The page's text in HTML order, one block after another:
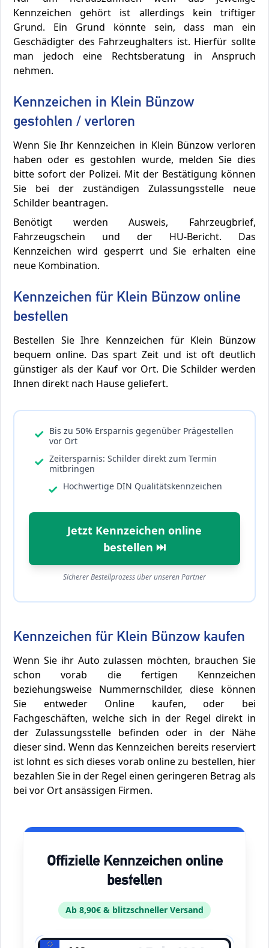
Kennzeichen gehört ist allerdings kein triftiger
Grund. Ein Grund könnte sein, dass man ein
Geschädigter des Fahrzeughalters ist. Hierfür sollte
man jedoch eine Rechtsberatung in Anspruch
nehmen.
Kennzeichen in Klein Bünzow
gestohlen / verloren
Wenn Sie Ihr Kennzeichen in Klein Bünzow verloren
haben oder es gestohlen wurde, melden Sie dies
bitte sofort der Polizei. Mit der Bestätigung können
Sie bei der zuständigen Zulassungsstelle neue
Schilder beantragen.
Benötigt werden Ausweis, Fahrzeugbrief,
Fahrzeugschein und der HU-Bericht. Das
Kennzeichen wird gesperrt und Sie erhalten eine
neue Kombination.
Kennzeichen für Klein Bünzow online
bestellen
Bestellen Sie Ihre Kennzeichen für Klein Bünzow
bequem online. Das spart Zeit und ist oft deutlich
günstiger als der Kauf vor Ort. Die Schilder werden
Ihnen direkt nach Hause geliefert.
✓ Bis zu 50% Ersparnis gegenüber Prägestellen
vor Ort
✓ Zeitersparnis: Schilder direkt zum Termin
mitbringen
✓ Hochwertige DIN Qualitätskennzeichen
Jetzt Kennzeichen online
bestellen ⏭️
Sicherer Bestellprozess über unseren Partner
Kennzeichen für Klein Bünzow kaufen
Wenn Sie ihr Auto zulassen möchten, brauchen Sie
schon vorab die fertigen Kennzeichen
beziehungsweise Nummernschilder, diese können
Sie entweder Online kaufen, oder bei
Fachgeschäften, welche sich in der Regel direkt in
der Zulassungsstelle befinden oder in der Nähe
dieser sind. Wenn das Kennzeichen bereits reserviert
ist lohnt es sich dieses vorab online zu bestellen, hier
bezahlen Sie in der Regel einen geringeren Betrag als
bei vor Ort ansässigen Firmen.
Offizielle Kennzeichen online
bestellen
Ab 8,90€ & blitzschneller Versand